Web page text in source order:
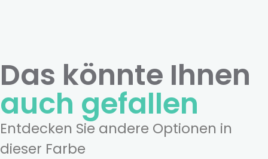
Das könnte Ihnen
auch gefallen
Entdecken Sie andere Optionen in
dieser Farbe